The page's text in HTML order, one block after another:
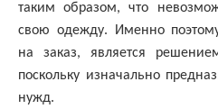
таким образом, что
свою одежду. Именно
на заказ, является
поскольку изначально
нужд.